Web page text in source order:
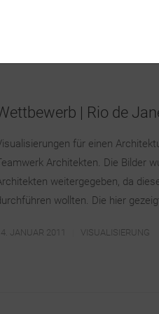
| Rio de
für einen
Architekten. Die Bilder
weitergegeben, da
wollten. Die hier
JANUAR 2011 VISUALISIERUNG